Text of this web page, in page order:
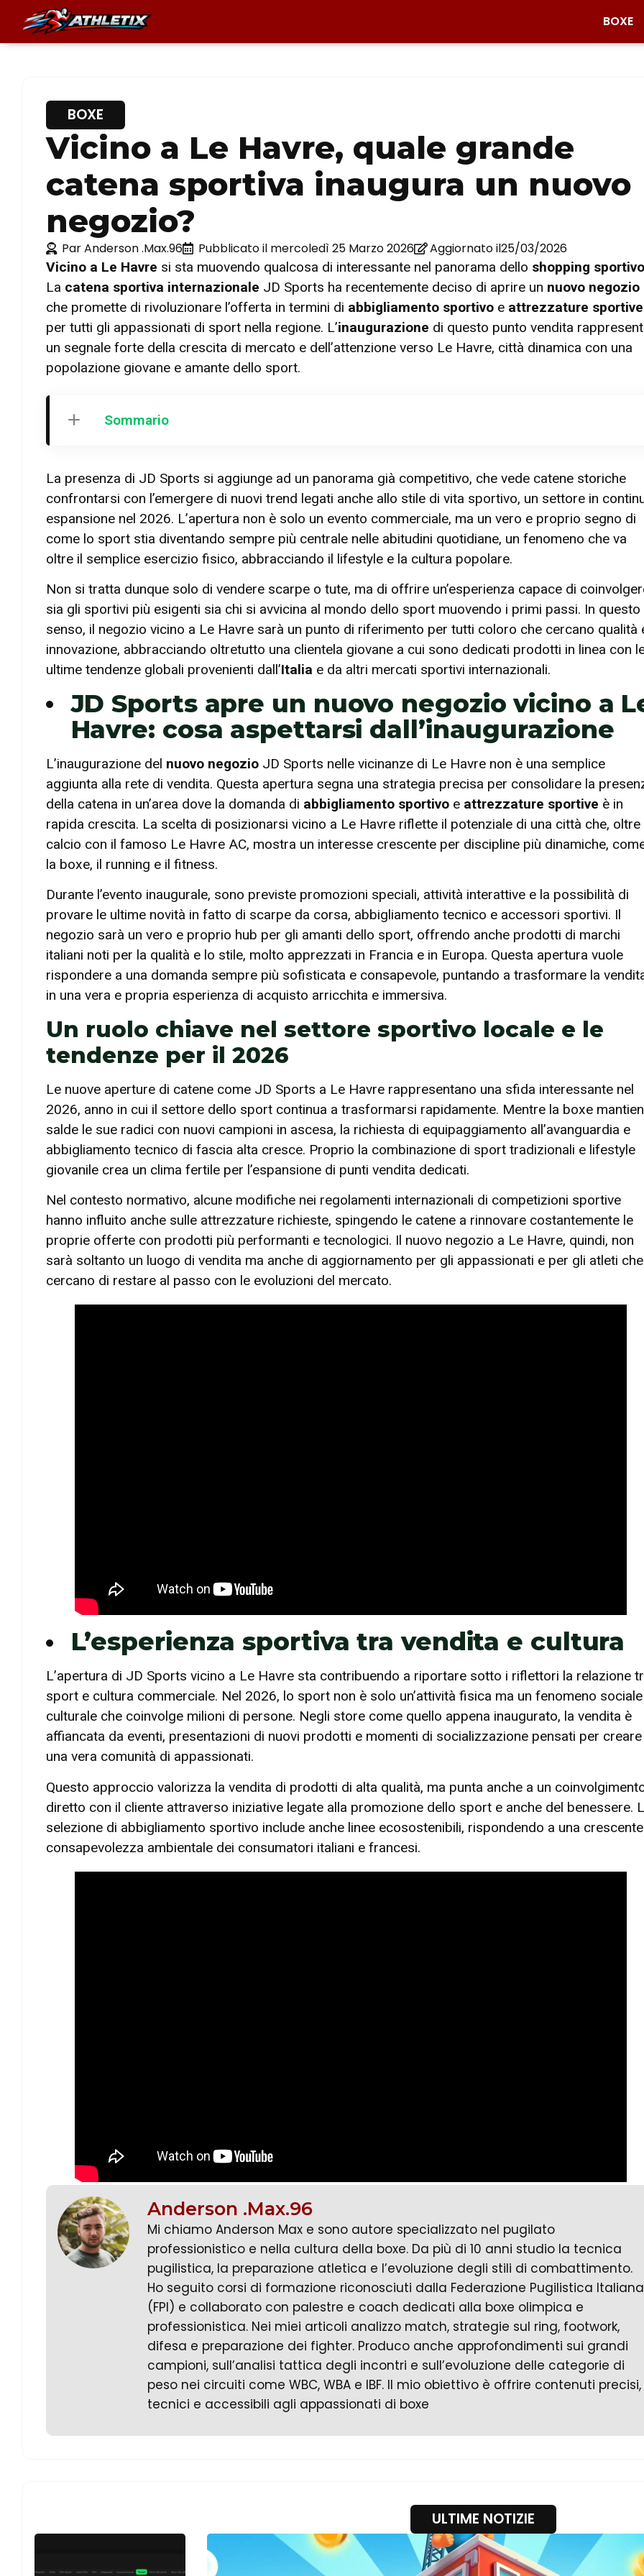
BOXE
BOXE
Vicino a Le Havre, quale grande
catena sportiva inaugura un nuovo
negozio?
ParAnderson .Max.96 Pubblicato il mercoledì 25 Marzo 2026
Aggiornato il25/03/2026
Vicino a Le Havre si sta muovendo qualcosa di interessante nel panorama dello shopping sportivo
La catena sportiva internazionale JD Sports ha recentemente deciso di aprire un nuovo negozio
che promette di rivoluzionare l’offerta in termini di abbigliamento sportivo e attrezzature sportive
per tutti gli appassionati di sport nella regione. L’inaugurazione di questo punto vendita
un segnale forte della crescita di mercato e dell’attenzione verso Le Havre, città dinamica con una
popolazione giovane e amante dello sport.
Sommario
La presenza di JD Sports si aggiunge ad un panorama già competitivo, che vede catene storiche
confrontarsi con l’emergere di nuovi trend legati anche allo stile di vita sportivo, un settore in
espansione nel 2026. L’apertura non è solo un evento commerciale, ma un vero e proprio segno di
come lo sport stia diventando sempre più centrale nelle abitudini quotidiane, un fenomeno che va
oltre il semplice esercizio fisico, abbracciando il lifestyle e la cultura popolare.
Non si tratta dunque solo di vendere scarpe o tute, ma di offrire un’esperienza capace di
sia gli sportivi più esigenti sia chi si avvicina al mondo dello sport muovendo i primi passi. In questo
senso, il negozio vicino a Le Havre sarà un punto di riferimento per tutti coloro che cercano qualità
innovazione, abbracciando oltretutto una clientela giovane a cui sono dedicati prodotti in linea con
ultime tendenze globali provenienti dall’Italia e da altri mercati sportivi internazionali.
JD Sports apre un nuovo negozio vicino a
Havre: cosa aspettarsi dall’inaugurazione
L’inaugurazione del nuovo negozio JD Sports nelle vicinanze di Le Havre non è una semplice
aggiunta alla rete di vendita. Questa apertura segna una strategia precisa per consolidare la
della catena in un’area dove la domanda di abbigliamento sportivo e attrezzature sportive è in
rapida crescita. La scelta di posizionarsi vicino a Le Havre riflette il potenziale di una città che, oltre
calcio con il famoso Le Havre AC, mostra un interesse crescente per discipline più dinamiche,
la boxe, il running e il fitness.
Durante l’evento inaugurale, sono previste promozioni speciali, attività interattive e la possibilità di
provare le ultime novità in fatto di scarpe da corsa, abbigliamento tecnico e accessori sportivi. Il
negozio sarà un vero e proprio hub per gli amanti dello sport, offrendo anche prodotti di marchi
italiani noti per la qualità e lo stile, molto apprezzati in Francia e in Europa. Questa apertura vuole
rispondere a una domanda sempre più sofisticata e consapevole, puntando a trasformare la
in una vera e propria esperienza di acquisto arricchita e immersiva.
Un ruolo chiave nel settore sportivo locale e le
tendenze per il 2026
Le nuove aperture di catene come JD Sports a Le Havre rappresentano una sfida interessante nel
2026, anno in cui il settore dello sport continua a trasformarsi rapidamente. Mentre la boxe
salde le sue radici con nuovi campioni in ascesa, la richiesta di equipaggiamento all’avanguardia e
abbigliamento tecnico di fascia alta cresce. Proprio la combinazione di sport tradizionali e lifestyle
giovanile crea un clima fertile per l’espansione di punti vendita dedicati.
Nel contesto normativo, alcune modifiche nei regolamenti internazionali di competizioni sportive
hanno influito anche sulle attrezzature richieste, spingendo le catene a rinnovare costantemente le
proprie offerte con prodotti più performanti e tecnologici. Il nuovo negozio a Le Havre, quindi, non
sarà soltanto un luogo di vendita ma anche di aggiornamento per gli appassionati e per gli atleti che
cercano di restare al passo con le evoluzioni del mercato.
L’esperienza sportiva tra vendita e cultura
L’apertura di JD Sports vicino a Le Havre sta contribuendo a riportare sotto i riflettori la relazione
sport e cultura commerciale. Nel 2026, lo sport non è solo un’attività fisica ma un fenomeno
culturale che coinvolge milioni di persone. Negli store come quello appena inaugurato, la vendita è
affiancata da eventi, presentazioni di nuovi prodotti e momenti di socializzazione pensati per creare
una vera comunità di appassionati.
Questo approccio valorizza la vendita di prodotti di alta qualità, ma punta anche a un
diretto con il cliente attraverso iniziative legate alla promozione dello sport e anche del benessere.
selezione di abbigliamento sportivo include anche linee ecosostenibili, rispondendo a una crescente
consapevolezza ambientale dei consumatori italiani e francesi.
Anderson .Max.96
Mi chiamo Anderson Max e sono autore specializzato nel pugilato
professionistico e nella cultura della boxe. Da più di 10 anni studio la tecnica
pugilistica, la preparazione atletica e l’evoluzione degli stili di combattimento.
Ho seguito corsi di formazione riconosciuti dalla Federazione Pugilistica Italiana
(FPI) e collaborato con palestre e coach dedicati alla boxe olimpica e
professionistica. Nei miei articoli analizzo match, strategie sul ring, footwork,
difesa e preparazione dei fighter. Produco anche approfondimenti sui grandi
campioni, sull’analisi tattica degli incontri e sull’evoluzione delle categorie di
peso nei circuiti come WBC, WBA e IBF. Il mio obiettivo è offrire contenuti precisi,
tecnici e accessibili agli appassionati di boxe
ULTIME NOTIZIE